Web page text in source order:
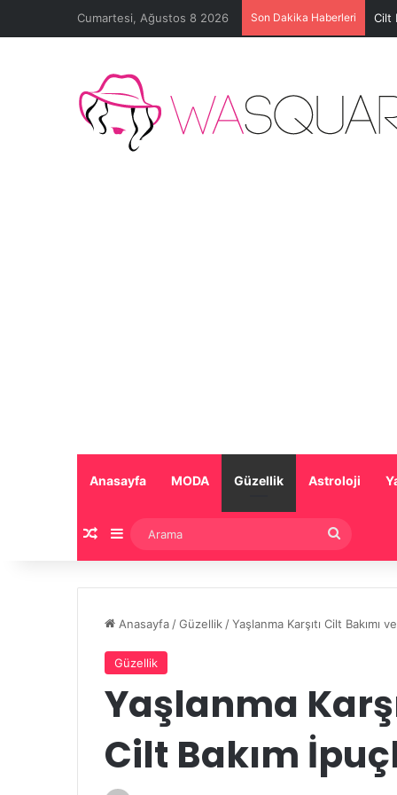
Cumartesi, Ağustos 8 2026 Son Dakika Haberleri Cilt
Anasayfa MODA Güzellik Astroloji
Rastgele Makale
Kenar Bölmesi
Anasayfa /Güzellik /Yaşlanma Karşıtı Cilt Bakımı
Güzellik
Yaşlanma
Cilt Bakım